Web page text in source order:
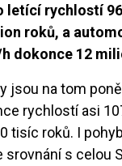
letící rychlostí
roků, a
dokonce 12
jsou na tom
rychlostí asi
tisíc roků. I
srovnání s celou